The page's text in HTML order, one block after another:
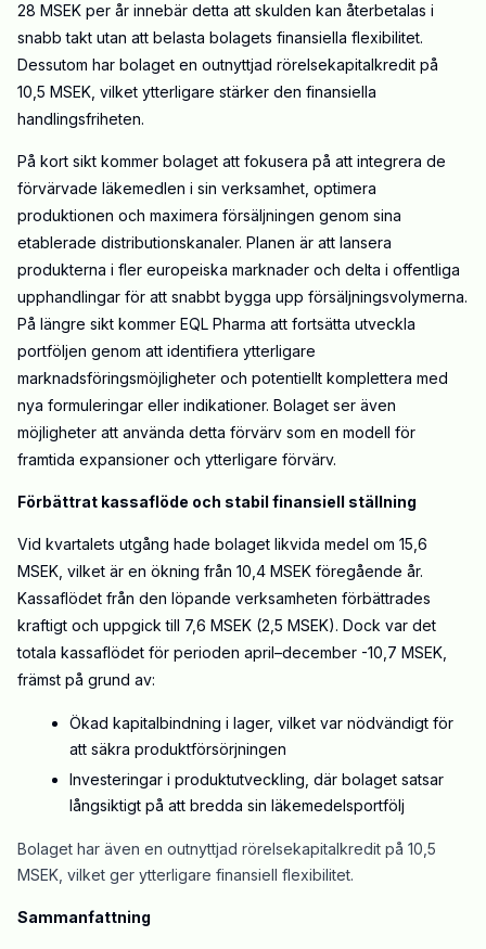
28 MSEK per år innebär detta att skulden kan återbetalas i
snabb takt utan att belasta bolagets finansiella flexibilitet.
Dessutom har bolaget en outnyttjad rörelsekapitalkredit på
10,5 MSEK, vilket ytterligare stärker den finansiella
handlingsfriheten.
På kort sikt kommer bolaget att fokusera på att integrera de
förvärvade läkemedlen i sin verksamhet, optimera
produktionen och maximera försäljningen genom sina
etablerade distributionskanaler. Planen är att lansera
produkterna i fler europeiska marknader och delta i offentliga
upphandlingar för att snabbt bygga upp försäljningsvolymerna.
På längre sikt kommer EQL Pharma att fortsätta utveckla
portföljen genom att identifiera ytterligare
marknadsföringsmöjligheter och potentiellt komplettera med
nya formuleringar eller indikationer. Bolaget ser även
möjligheter att använda detta förvärv som en modell för
framtida expansioner och ytterligare förvärv.
Förbättrat kassaflöde och stabil finansiell ställning
Vid kvartalets utgång hade bolaget likvida medel om 15,6
MSEK, vilket är en ökning från 10,4 MSEK föregående år.
Kassaflödet från den löpande verksamheten förbättrades
kraftigt och uppgick till 7,6 MSEK (2,5 MSEK). Dock var det
totala kassaflödet för perioden april–december -10,7 MSEK,
främst på grund av:
Ökad kapitalbindning i lager, vilket var nödvändigt för
att säkra produktförsörjningen
Investeringar i produktutveckling, där bolaget satsar
långsiktigt på att bredda sin läkemedelsportfölj
Bolaget har även en outnyttjad rörelsekapitalkredit på 10,5
MSEK, vilket ger ytterligare finansiell flexibilitet.
Sammanfattning